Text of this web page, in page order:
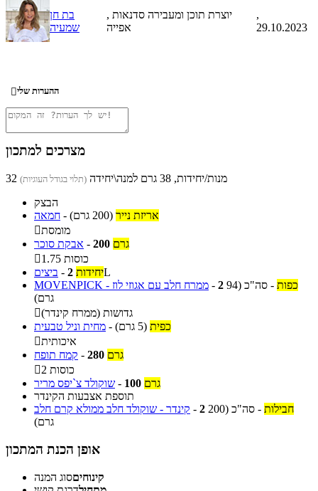
בת חן
שמעיה
, יוצרת תוכן ומעבירה סדנאות
אפייה
,
29.10.2023
ההערות שלי
מצרכים למתכון
32 מנות/יחידות, 38 גרם למנה\יחידה (תלוי בגודל העוגיות)
הבצק
חמאה - אריזת נייר (200 גרם)
מומסת
אבקת סוכר - 200 גרם

1.75 כוסות
ביצים - 2 יחידותL
MOVENPICK - ממרח חלב עם אגוזי לוז - 2 כפות - סה"כ (94
גרם)
גדושות (ממרח קינדר)
מחית וניל טבעית - כפית (5 גרם)
איכותית
קמח תופח - 280 גרם

2 כוסות
שוקולד צ`יפס מריר - 100 גרם
תוספת אצבעות הקינדר
קינדר - שוקולד חלב ממולא קרם חלב - 2 חבילות - סה"כ (200
גרם)
אופן הכנת המתכון
קינוחיםסוג המנה